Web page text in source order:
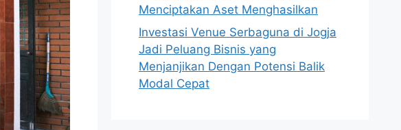
Menciptakan Aset Menghasilkan
Investasi Venue Serbaguna di Jogja
Jadi Peluang Bisnis yang
Menjanjikan Dengan Potensi Balik
Modal Cepat